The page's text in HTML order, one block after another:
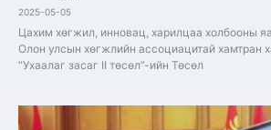
2025-05-05
Цахим хөгжил, инновац, харилцаа холбооны
Олон улсын хөгжлийн ассоциацитай хамтран
“Ухаалаг засаг II төсөл”-ийн Төсөл